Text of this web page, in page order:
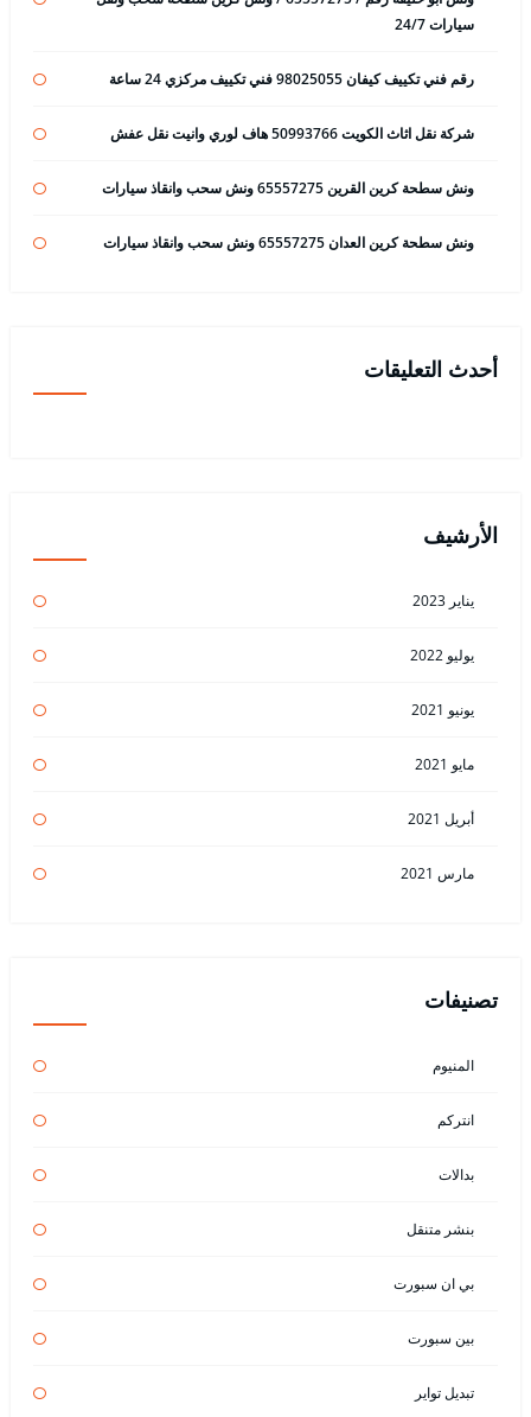
سيارات 24/7
رقم فني تكييف كيفان 98025055 فني تكييف مركزي 24 ساعة
شركة نقل اثاث الكويت 50993766 هاف لوري وانيت نقل عفش
ونش سطحة كرين القرين 65557275 ونش سحب وانقاذ سيارات
ونش سطحة كرين العدان 65557275 ونش سحب وانقاذ سيارات
أحدث التعليقات
الأرشيف
يناير 2023
يوليو 2022
يونيو 2021
مايو 2021
أبريل 2021
مارس 2021
تصنيفات
المنيوم
انتركم
بدالات
بنشر متنقل
بي ان سبورت
بين سبورت
تبديل تواير